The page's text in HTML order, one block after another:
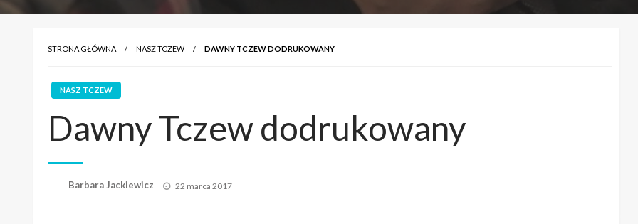
STRONA GŁÓWNA NASZ TCZEW DAWNY TCZEW DODRUKOWANY
NASZ TCZEW
Dawny Tczew dodrukowany
Barbara Jackiewicz
Opublikowane
22 marca 2017